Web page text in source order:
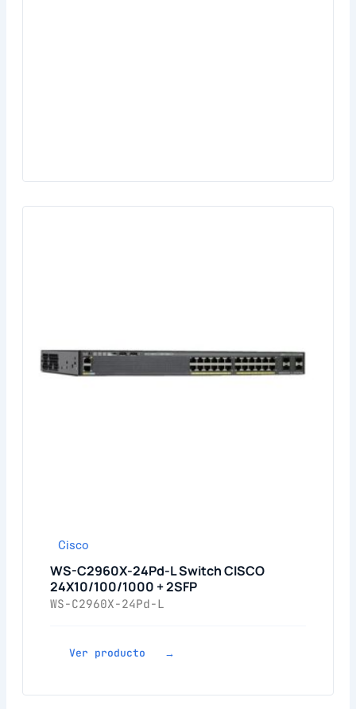
Cisco
WS-C2960X-24Pd-L Switch CISCO
24X10/100/1000 + 2SFP
WS-C2960X-24Pd-L
Ver producto →